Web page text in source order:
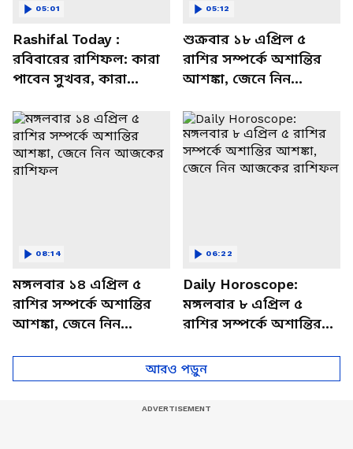
Rashifal Today :
রবিবারের রাশিফল: কারা
পাবেন সুখবর, কারা
বিশদে
05:01
শুক্রবার ১৮ এপ্রিল ৫
রাশির সম্পর্কে অশান্তির
আশঙ্কা, জেনে নিন
05:12
মঙ্গলবার ১৪ এপ্রিল ৫
রাশির সম্পর্কে অশান্তির
আশঙ্কা, জেনে নিন
08:14
Daily Horoscope:
মঙ্গলবার ৮ এপ্রিল ৫
রাশির সম্পর্কে অশান্তির
আজকের রাশিফল
06:22
আরও পড়ুন